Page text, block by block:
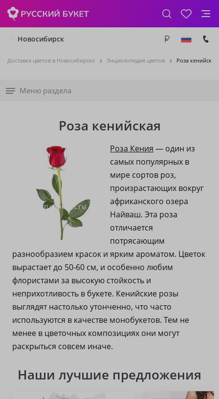
Новосибирск
Доставка цветов в Новосибирске Энциклопедия цветов Роза кенийская
Меню раздела
Роза кенийская
Роза Кения — один из
самых популярных в
мире сортов роз,
произрастающих вокруг
африканского озера
Найваш. Эта роза
отличается
потрясающим
разнообразием красок и ярким ароматом. Цветок
вырастает до 50-60 см, и особенно любим
флористами за высокую стойкость и
неприхотливость в букете. Кенийские розы
выглядят настолько утонченно, что часто
используются в качестве монобукетов. Тем не
менее в цветочных композициях они могут
раскрыться совсем иначе.
Наши лучшие предложения